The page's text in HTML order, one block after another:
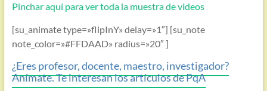
Pinchar aquí para ver toda la muestra de videos
[su_animate type=»flipInY» delay=»1″] [su_note
note_color=»#FFDAAD» radius=»20″ ]
¿Eres profesor, docente, maestro, investigador?
Anímate. Te interesan los artículos de PqA